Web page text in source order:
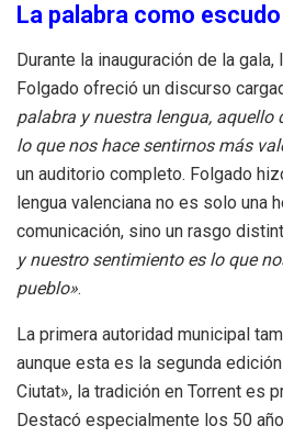
La palabra como
Durante la inauguración de la
Folgado ofreció un discurso
palabra y nuestra lengua, aquello
lo que nos hace sentirnos más
un auditorio completo. Folgado
lengua valenciana no es solo una
comunicación, sino un rasgo
y nuestro sentimiento es lo que
pueblo».
La primera autoridad municipal
aunque esta es la segunda
Ciutat», la tradición en Torrent es
Destacó especialmente los 50